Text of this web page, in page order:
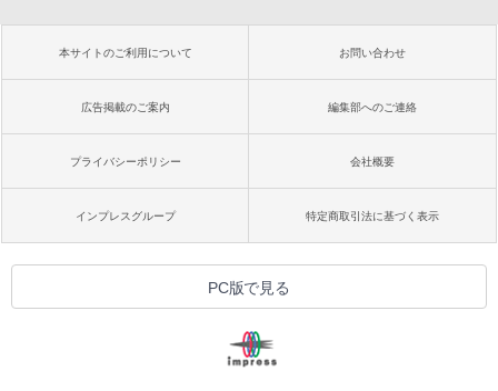
本サイトのご利用について お問い合わせ
広告掲載のご案内 編集部へのご連絡
プライバシーポリシー 会社概要
インプレスグループ 特定商取引法に基づく表示
PC版で見る